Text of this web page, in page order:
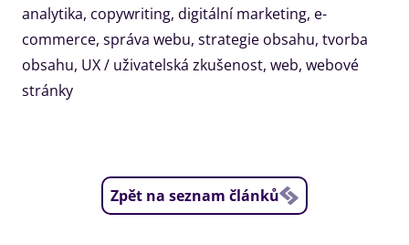
analytika, copywriting, digitální marketing, e-
commerce, správa webu, strategie obsahu, tvorba
obsahu, UX / uživatelská zkušenost, web, webové
stránky
Zpět na seznam článků